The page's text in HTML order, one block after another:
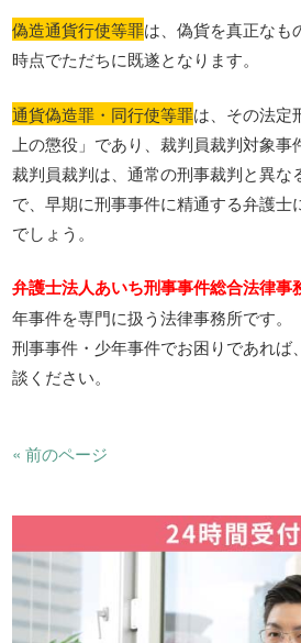
偽造通貨行使等罪は、偽貨を真正なも
時点でただちに既遂となります。
通貨偽造罪・同行使等罪は、その法定
上の懲役」であり、裁判員裁判対象事
裁判員裁判は、通常の刑事裁判と異な
で、早期に刑事事件に精通する弁護士
でしょう。
弁護士法人あいち刑事事件総合法律事
年事件を専門に扱う法律事務所です。
刑事事件・少年事件でお困りであれば
談ください。
« 前のページ